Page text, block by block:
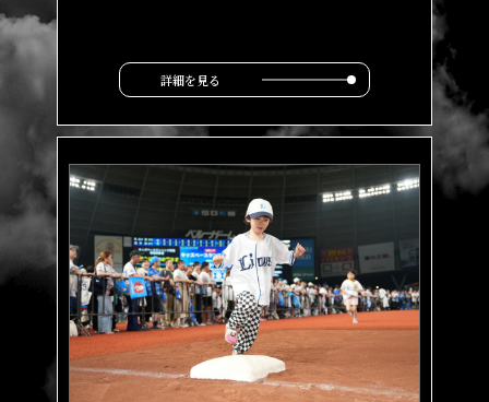
詳細を見る